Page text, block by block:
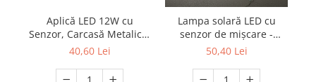
Aplică LED 12W cu
Senzor, Carcasă Metalică,
Geam Sticlă, Ø160mm,
40,60 Lei
Lampa solară LED cu
senzor de mișcare -
model 4 capete, 292 LED-
IP65
50,40 Lei